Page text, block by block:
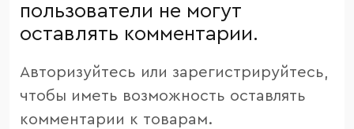
пользователи не могут
оставлять комментарии.
Авторизуйтесь или зарегистрируйтесь,
чтобы иметь возможность оставлять
комментарии к товарам.